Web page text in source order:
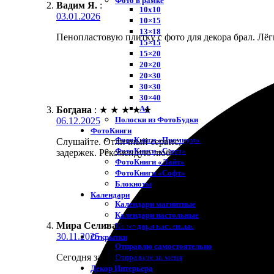
10х10
10×15
13×18
15×15
15×20
20×20
20×30
30×30
30×40
A4
Полоски из ФотоБудки
ФотоКниги
ФотоКниги «Премиум»
ФотоКниги «Слим»
ФотоКниги «Лайт»
ФотоКниги «Софт»
Блокноты
Календари
Календари магнитные
Календари настольные
Календари настенные
Открытки
Отправлю самостоятельно
Отправьте за меня
Декор Интерьера
Вадим Я. :
03.01.2026
Пенопластовую плитку с фото для декора брал.
Богдана : ★ ★ ★ ★ ★
06.12.2025
Слушайте. Отличный сервис, все очень просто.
задержек. Рекомендую любителям сохранить
Мира Селиванова : ★ ★ ★ ★ ★
30.11.2025
Сегодня заказывала фотокнигу «Слим». Всё